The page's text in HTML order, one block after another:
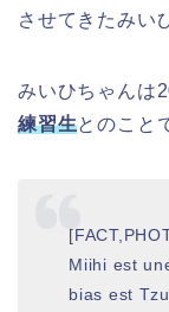
させてきたみい
みいひちゃんは
練習生とのこと
Miihi est
bias est